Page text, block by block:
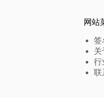
网站
签
关
行
联